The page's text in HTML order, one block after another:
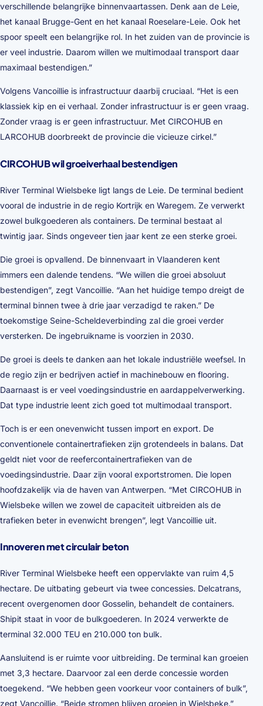
verschillende belangrijke binnenvaartassen. Denk aan de Leie,
het kanaal Brugge-Gent en het kanaal Roeselare-Leie. Ook het
spoor speelt een belangrijke rol. In het zuiden van de provincie is
er veel industrie. Daarom willen we multimodaal transport daar
maximaal bestendigen.”
Volgens Vancoillie is infrastructuur daarbij cruciaal. “Het is een
klassiek kip en ei verhaal. Zonder infrastructuur is er geen vraag.
Zonder vraag is er geen infrastructuur. Met CIRCOHUB en
LARCOHUB doorbreekt de provincie die vicieuze cirkel.”
CIRCOHUB wil groeiverhaal bestendigen
River Terminal Wielsbeke ligt langs de Leie. De terminal bedient
vooral de industrie in de regio Kortrijk en Waregem. Ze verwerkt
zowel bulkgoederen als containers. De terminal bestaat al
twintig jaar. Sinds ongeveer tien jaar kent ze een sterke groei.
Die groei is opvallend. De binnenvaart in Vlaanderen kent
immers een dalende tendens. “We willen die groei absoluut
bestendigen”, zegt Vancoillie. “Aan het huidige tempo dreigt de
terminal binnen twee à drie jaar verzadigd te raken.” De
toekomstige Seine-Scheldeverbinding zal die groei verder
versterken. De ingebruikname is voorzien in 2030.
De groei is deels te danken aan het lokale industriële weefsel. In
de regio zijn er bedrijven actief in machinebouw en flooring.
Daarnaast is er veel voedingsindustrie en aardappelverwerking.
Dat type industrie leent zich goed tot multimodaal transport.
Toch is er een onevenwicht tussen import en export. De
conventionele containertrafieken zijn grotendeels in balans. Dat
geldt niet voor de reefercontainertrafieken van de
voedingsindustrie. Daar zijn vooral exportstromen. Die lopen
hoofdzakelijk via de haven van Antwerpen. “Met CIRCOHUB in
Wielsbeke willen we zowel de capaciteit uitbreiden als de
trafieken beter in evenwicht brengen”, legt Vancoillie uit.
Innoveren met circulair beton
River Terminal Wielsbeke heeft een oppervlakte van ruim 4,5
hectare. De uitbating gebeurt via twee concessies. Delcatrans,
recent overgenomen door Gosselin, behandelt de containers.
Shipit staat in voor de bulkgoederen. In 2024 verwerkte de
terminal 32.000 TEU en 210.000 ton bulk.
Aansluitend is er ruimte voor uitbreiding. De terminal kan groeien
met 3,3 hectare. Daarvoor zal een derde concessie worden
toegekend. “We hebben geen voorkeur voor containers of bulk”,
zegt Vancoillie. “Beide stromen blijven groeien in Wielsbeke.”